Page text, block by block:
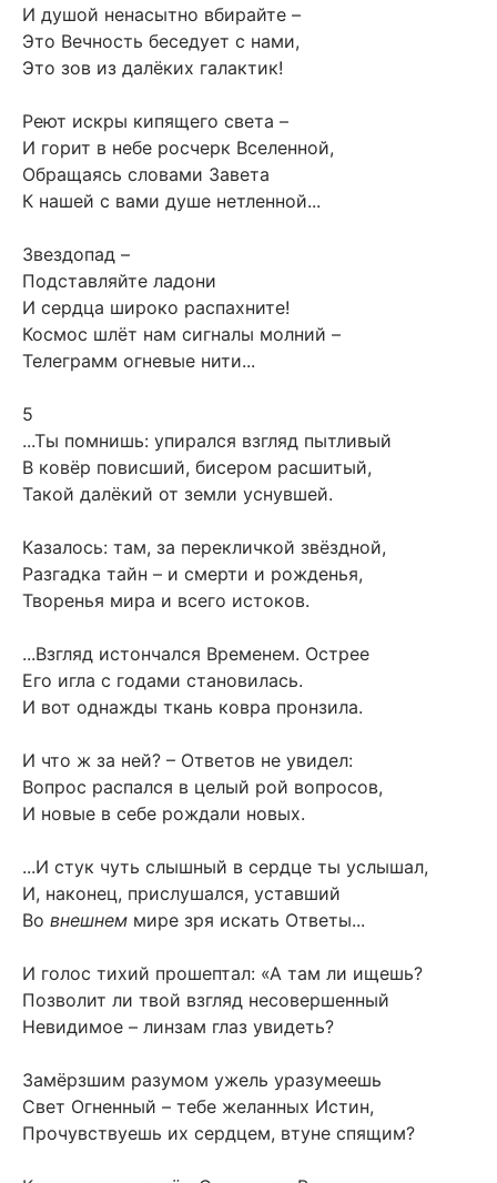
И душой ненасытно вбирайте –
Это Вечность беседует с нами,
Это зов из далёких галактик!
Реют искры кипящего света –
И горит в небе росчерк Вселенной,
Обращаясь словами Завета
К нашей с вами душе нетленной...
Звездопад –
Подставляйте ладони
И сердца широко распахните!
Космос шлёт нам сигналы молний –
Телеграмм огневые нити...
5
...Ты помнишь: упирался взгляд пытливый
В ковёр повисший, бисером расшитый,
Такой далёкий от земли уснувшей.
Казалось: там, за перекличкой звёздной,
Разгадка тайн – и смерти и рожденья,
Творенья мира и всего истоков.
...Взгляд истончался Временем. Острее
Его игла с годами становилась.
И вот однажды ткань ковра пронзила.
И что ж за ней? – Ответов не увидел:
Вопрос распался в целый рой вопросов,
И новые в себе рождали новых.
...И стук чуть слышный в сердце ты услышал,
И, наконец, прислушался, уставший
Во внешнем мире зря искать Ответы...
И голос тихий прошептал: «А там ли ищешь?
Позволит ли твой взгляд несовершенный
Невидимое – линзам глаз увидеть?
Замёрзшим разумом ужель уразумеешь
Свет Огненный – тебе желанных Истин,
Прочувствуешь их сердцем, втуне спящим?